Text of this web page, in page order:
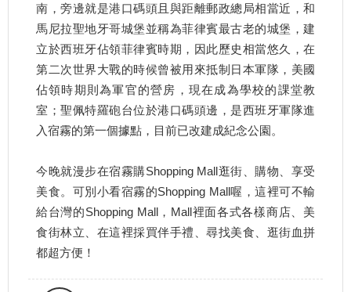
南，旁邊就是港口碼頭且與距離郵政總局相當近，和
馬尼拉聖地牙哥城堡並稱為菲律賓最古老的城堡，建
立於西班牙佔領菲律賓時期，因此歷史相當悠久，在
第二次世界大戰的時候曾被用來抵制日本軍隊，美國
佔領時期則為軍官的營房，現在成為學校的課堂教
室；聖佩特羅砲台位於港口碼頭邊，是西班牙軍隊進
入宿霧的第一個據點，目前已改建成紀念公園。
今晚就漫步在宿霧購Shopping Mall逛街、購物、享受
美食。可別小看宿霧的Shopping Mall喔，這裡可不輸
給台灣的Shopping Mall，Mall裡面各式各樣商店、美
食街林立、在這裡採買伴手禮、尋找美食、逛街血拼
都超方便！